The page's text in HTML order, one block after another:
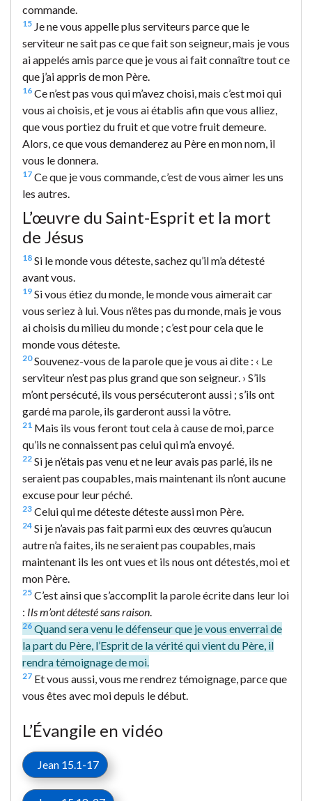
commande.
15 Je ne vous appelle plus serviteurs parce que le
serviteur ne sait pas ce que fait son seigneur, mais je vous
ai appelés amis parce que je vous ai fait connaître tout ce
que j’ai appris de mon Père.
16 Ce n’est pas vous qui m’avez choisi, mais c’est moi qui
vous ai choisis, et je vous ai établis afin que vous alliez,
que vous portiez du fruit et que votre fruit demeure.
Alors, ce que vous demanderez au Père en mon nom, il
vous le donnera.
17 Ce que je vous commande, c’est de vous aimer les uns
les autres.
L’œuvre du Saint-Esprit et la mort
de Jésus
18 Si le monde vous déteste, sachez qu’il m’a détesté
avant vous.
19 Si vous étiez du monde, le monde vous aimerait car
vous seriez à lui. Vous n’êtes pas du monde, mais je vous
ai choisis du milieu du monde ; c’est pour cela que le
monde vous déteste.
20Souvenez-vous de la parole que je vous ai dite : ‹ Le
serviteur n’est pas plus grand que son seigneur. › S’ils
m’ont persécuté, ils vous persécuteront aussi ; s’ils ont
gardé ma parole, ils garderont aussi la vôtre.
21 Mais ils vous feront tout cela à cause de moi, parce
qu’ils ne connaissent pas celui qui m’a envoyé.
22 Si je n’étais pas venu et ne leur avais pas parlé, ils ne
seraient pas coupables, mais maintenant ils n’ont aucune
excuse pour leur péché.
23 Celui qui me déteste déteste aussi mon Père.
24 Si je n’avais pas fait parmi eux des œuvres qu’aucun
autre n’a faites, ils ne seraient pas coupables, mais
maintenant ils les ont vues et ils nous ont détestés, moi et
mon Père.
25 C’est ainsi que s’accomplit la parole écrite dans leur loi
: Ils m’ont détesté sans raison
26 Quand sera venu le défenseur que je vous enverrai de
la part du Père, l’Esprit de la vérité qui vient du Père, il
rendra témoignage de moi.
27 Et vous aussi, vous me rendrez témoignage, parce que
vous êtes avec moi depuis le début.
L’Évangile en vidéo
Jean 15.1-17